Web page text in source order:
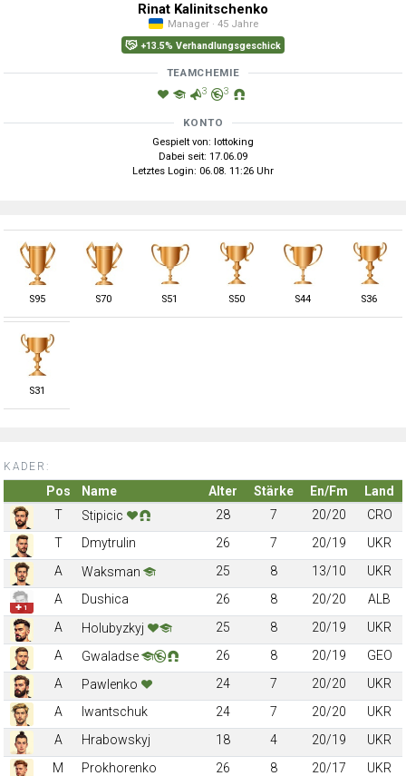
Rinat Kalinitschenko
Manager · 45 Jahre
+13.5% Verhandlungsgeschick
TEAMCHEMIE
3 3
KONTO
Gespielt von: lottoking
Dabei seit: 17.06.09
Letztes Login: 06.08. 11:26 Uhr
S95 S70 S51 S50 S44 S36
S31
KADER:
Pos Name Alter Stärke En/Fm
Land
T
Stipicic 28 7 20/20
CRO
T
Dmytrulin 26 7 20/19
UKR
A
Waksman 25 8 13/10 UKR
✚ 1
A Dushica 26 8 20/20
ALB
A
Holubyzkyj 25 8 20/19
UKR
A
Gwaladse 26 8 20/19
GEO
A
Pawlenko 24 7 20/20
UKR
A
Iwantschuk 24 7 20/20
UKR
A
Hrabowskyj 18 4 20/19
UKR
M
Prokhorenko 26 8 20/17
UKR